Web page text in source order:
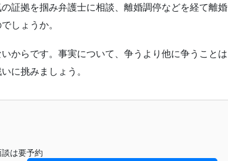
証拠を掴み弁護士に相談、離婚調停などを経て離婚
しょうか。
からです。事実について、争うより他に争うことは
に挑みましょう。
は要予約